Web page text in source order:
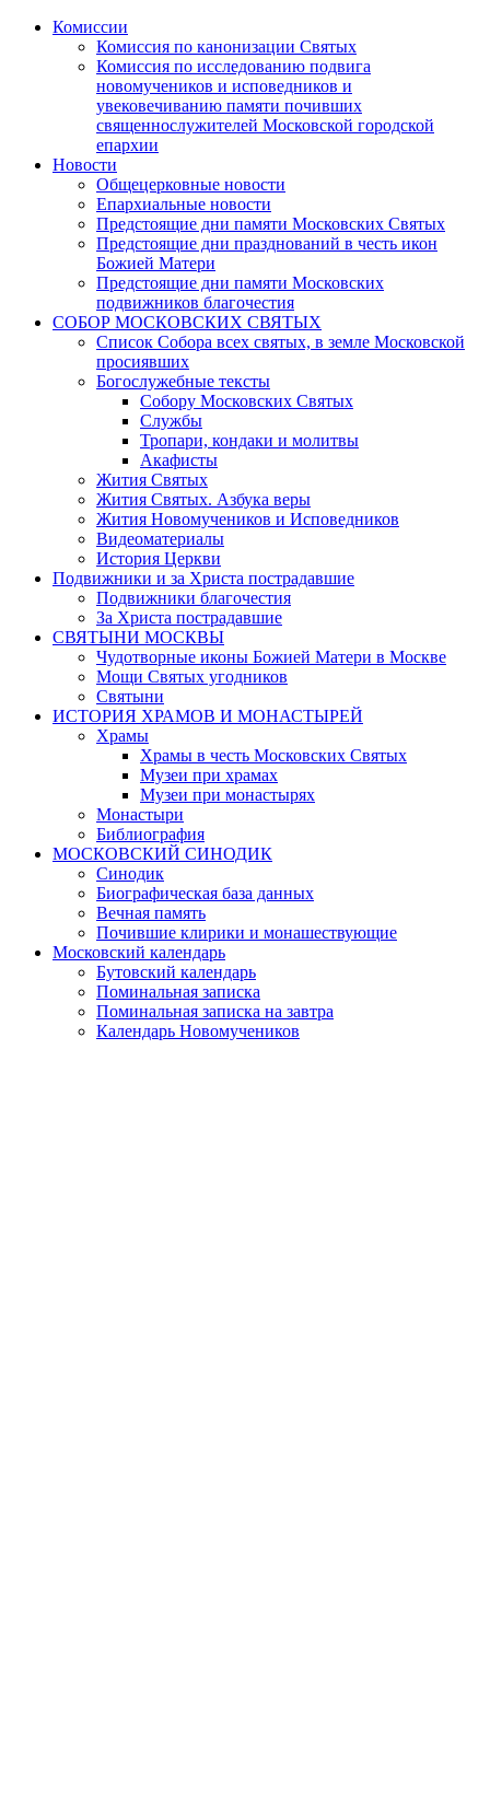
Комиссии
Комиссия по канонизации Святых
Комиссия по исследованию подвига
новомучеников и исповедников и
увековечиванию памяти почивших
священнослужителей Московской городской
епархии
Новости
Общецерковные новости
Епархиальные новости
Предстоящие дни памяти Московских Святых
Предстоящие дни празднований в честь икон
Божией Матери
Предстоящие дни памяти Московских
подвижников благочестия
СОБОР МОСКОВСКИХ СВЯТЫХ
Список Собора всех святых, в земле Московской
просиявших
Богослужебные тексты
Собору Московских Святых
Службы
Тропари, кондаки и молитвы
Акафисты
Жития Святых
Жития Святых. Азбука веры
Жития Новомучеников и Исповедников
Видеоматериалы
История Церкви
Подвижники и за Христа пострадавшие
Подвижники благочестия
За Христа пострадавшие
СВЯТЫНИ МОСКВЫ
Чудотворные иконы Божией Матери в Москве
Мощи Святых угодников
Святыни
ИСТОРИЯ ХРАМОВ И МОНАСТЫРЕЙ
Храмы
Храмы в честь Московских Святых
Музеи при храмах
Музеи при монастырях
Монастыри
Библиография
МОСКОВСКИЙ СИНОДИК
Синодик
Биографическая база данных
Вечная память
Почившие клирики и монашествующие
Московский календарь
Бутовский календарь
Поминальная записка
Поминальная записка на завтра
Календарь Новомучеников